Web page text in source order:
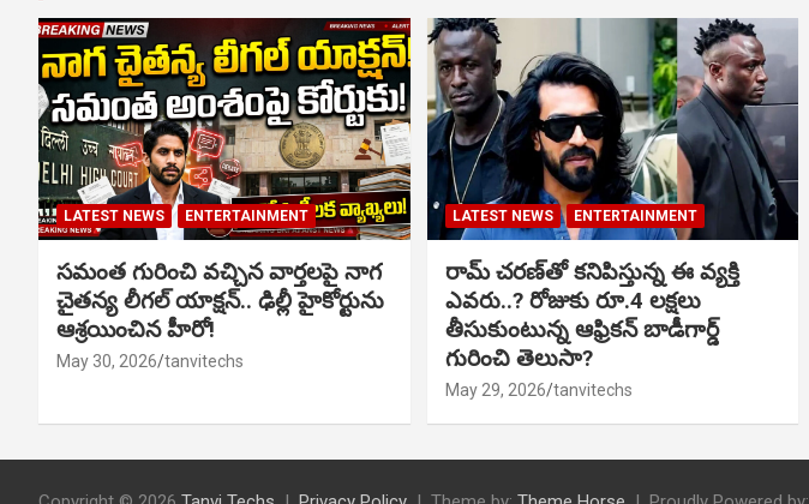
LATEST NEWS ENTERTAINMENT
సమంత గురించి వచ్చిన వార్తలపై నాగ
చైతన్య లీగల్ యాక్షన్.. ఢిల్లీ హైకోర్టును
ఆశ్రయించిన హీరో!
May 30, 2026 tanvitechs
LATEST NEWS ENTERTAINMENT
రామ్ చరణ్‌తో కనిపిస్తున్న ఈ వ్యక్తి
ఎవరు..? రోజుకు రూ.4 లక్షలు
తీసుకుంటున్న ఆఫ్రికన్ బాడీగార్డ్
గురించి తెలుసా?
May 29, 2026 tanvitechs